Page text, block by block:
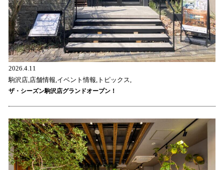
2026.4.11
駒沢店,店舗情報,イベント情報,トピックス,
ザ・シーズン駒沢店グランドオープン！